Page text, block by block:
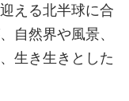
える北半球に合
自然界や風景、
生き生きとした